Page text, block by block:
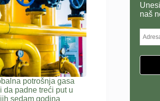
potrošnja gasa
da padne treći put u
sedam godina
naš